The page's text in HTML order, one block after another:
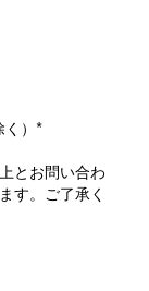
く）*
とお問い合わ
す。ご了承く